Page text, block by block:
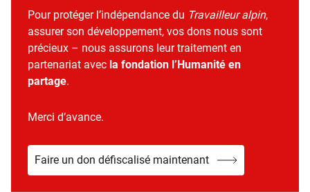
Pour protéger l’indépendance du Travailleur alpin,
assurer son développement, vos dons nous sont
précieux – nous assurons leur traitement en
partenariat avec la fondation l’Humanité en
partage.
Merci d’avance.
Faire un don défiscalisé maintenant